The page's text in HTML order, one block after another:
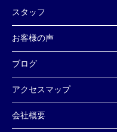
スタッフ
お客様の声
ブログ
アクセスマップ
会社概要